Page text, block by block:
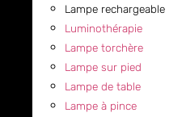
Lampe rechargeable
Luminothérapie
Lampe torchère
Lampe sur pied
Lampe de table
Lampe à pince